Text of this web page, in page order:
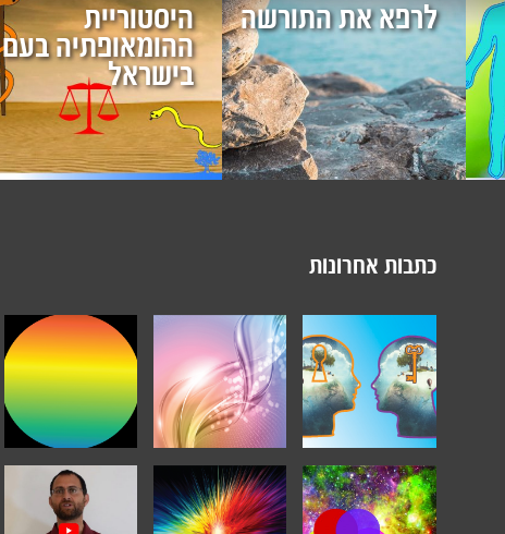
לרפא את התורשה היסטוריית
ההומאופתיה בעם
בישראל
כתבות אחרונות